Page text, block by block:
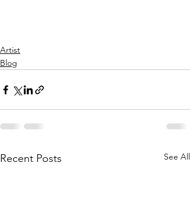
Artist
Blog
Recent Posts See All